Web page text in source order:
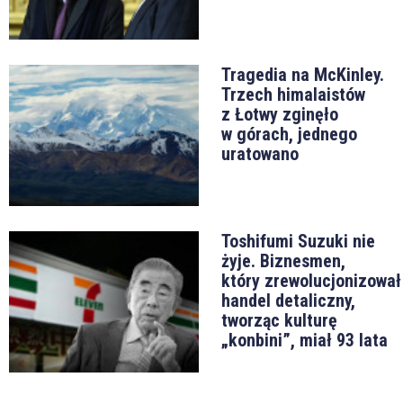
Tragedia na McKinley.
Trzech himalaistów
z Łotwy zginęło
w górach, jednego
uratowano
Toshifumi Suzuki nie
żyje. Biznesmen,
który zrewolucjonizował
handel detaliczny,
tworząc kulturę
„konbini”, miał 93 lata